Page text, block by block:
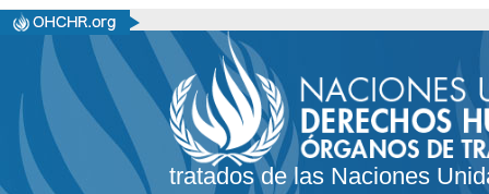
tratados de las Naciones